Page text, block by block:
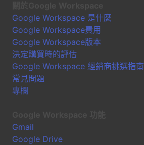
Google Workspace 是什麼
Google Workspace費用
Google Workspace版本
決定購買時的評估
Google Workspace 經銷商挑選指南
常見問題
專欄
Gmail
Google Drive